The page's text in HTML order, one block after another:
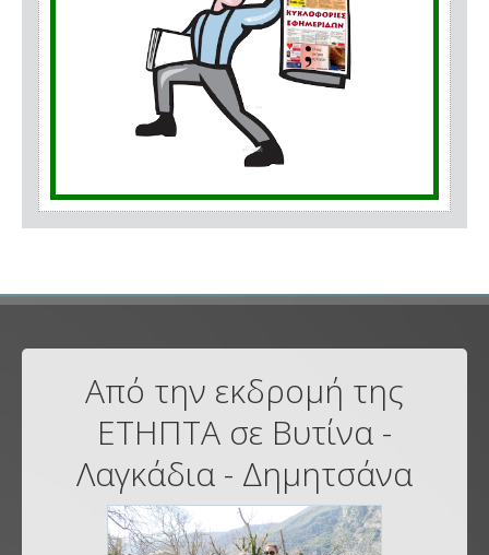
Από την εκδρομή της
ΕΤΗΠΤΑ σε Βυτίνα -
Λαγκάδια - Δημητσάνα